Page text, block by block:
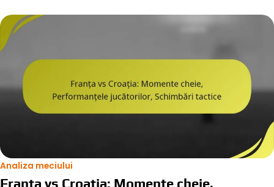
Analiza meciului
Franța vs Croația: Momente cheie,